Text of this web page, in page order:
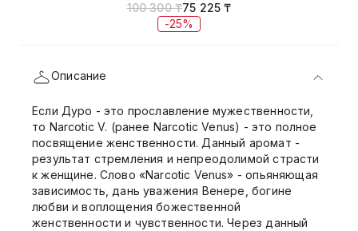
100 300 ₸75 225 ₸
-25%
Описание
Если Дуро - это прославление мужественности,
то Narcotic V. (ранее Narcotic Venus) - это полное
посвящение женственности. Данный аромат -
результат стремления и непреодолимой страсти
к женщине. Слово «Narcotic Venus» - опьяняющая
зависимость, дань уважения Венере, богине
любви и воплощения божественной
женственности и чувственности. Через данный